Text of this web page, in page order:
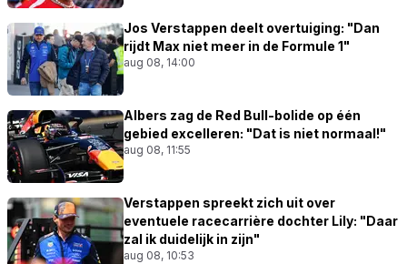
Jos Verstappen deelt overtuiging: "Dan
rijdt Max niet meer in de Formule 1"
aug 08, 14:00
Albers zag de Red Bull-bolide op één
gebied excelleren: "Dat is niet normaal!"
aug 08, 11:55
Verstappen spreekt zich uit over
eventuele racecarrière dochter Lily: "Daar
zal ik duidelijk in zijn"
aug 08, 10:53